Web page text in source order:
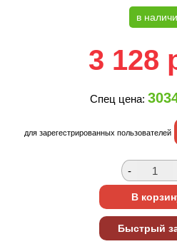
в
3 128
Спец цена:
для зарегестрированных пользователей